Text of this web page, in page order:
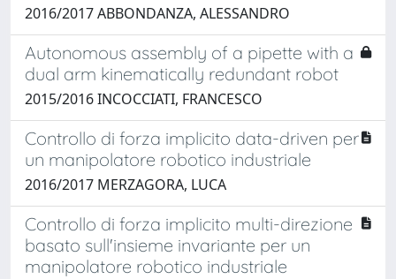
2016/2017 ABBONDANZA, ALESSANDRO
Autonomous assembly of a pipette with a
dual arm kinematically redundant robot
2015/2016 INCOCCIATI, FRANCESCO
Controllo di forza implicito data-driven per
un manipolatore robotico industriale
2016/2017 MERZAGORA, LUCA
Controllo di forza implicito multi-direzione
basato sull'insieme invariante per un
manipolatore robotico industriale